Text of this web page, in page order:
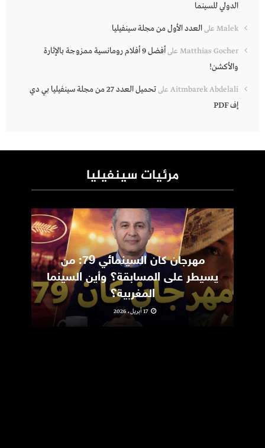
الدولي للسينما
Malek علىالعدد الأول من مجلة سينفيليا
Matthias Gocher على
أفضل 9 أفلام رومانسية ممزوجة بالإثارة
والأكشن!
Aitmbarek Abdelali على
تحميل العدد 27 من مجلة سينفيليا بي دي
إف PDF
مرئيات سينفيليا
مهرجان كان السينمائي 79: من
يسيطر على المسابقة؟ وأين السينما
المغربية؟
17 أبريل، 2026